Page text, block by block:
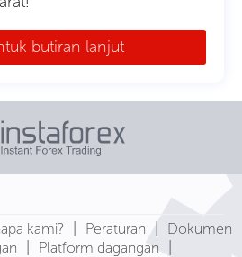
butiran lanjut
kami? Peraturan Dokumen
Platform dagangan